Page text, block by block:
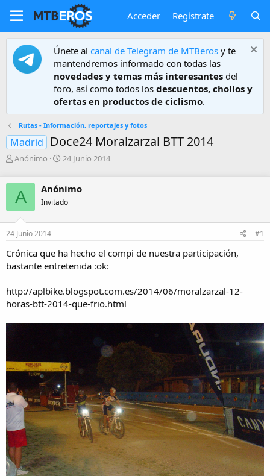
Acceder Regístrate
Únete al canal de Telegram de MTBeros y te
mantendremos informado con todas las
novedades y temas más interesantes del
foro, así como todos los descuentos, chollos y
ofertas en productos de ciclismo.
Rutas - Información, reportajes y fotos
Madrid Doce24 Moralzarzal BTT 2014
A
r
Anónimo
F
h
a
e
i
c
o
24 Junio 2014
A Anónimo
Invitado
24 Junio 2014 #1
Crónica que ha hecho el compi de nuestra participación,
bastante entretenida :ok:
http://aplbike.blogspot.com.es/2014/06/moralzarzal-12-
horas-btt-2014-que-frio.html